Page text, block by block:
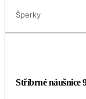
Šperky
Stříbrné náušnice